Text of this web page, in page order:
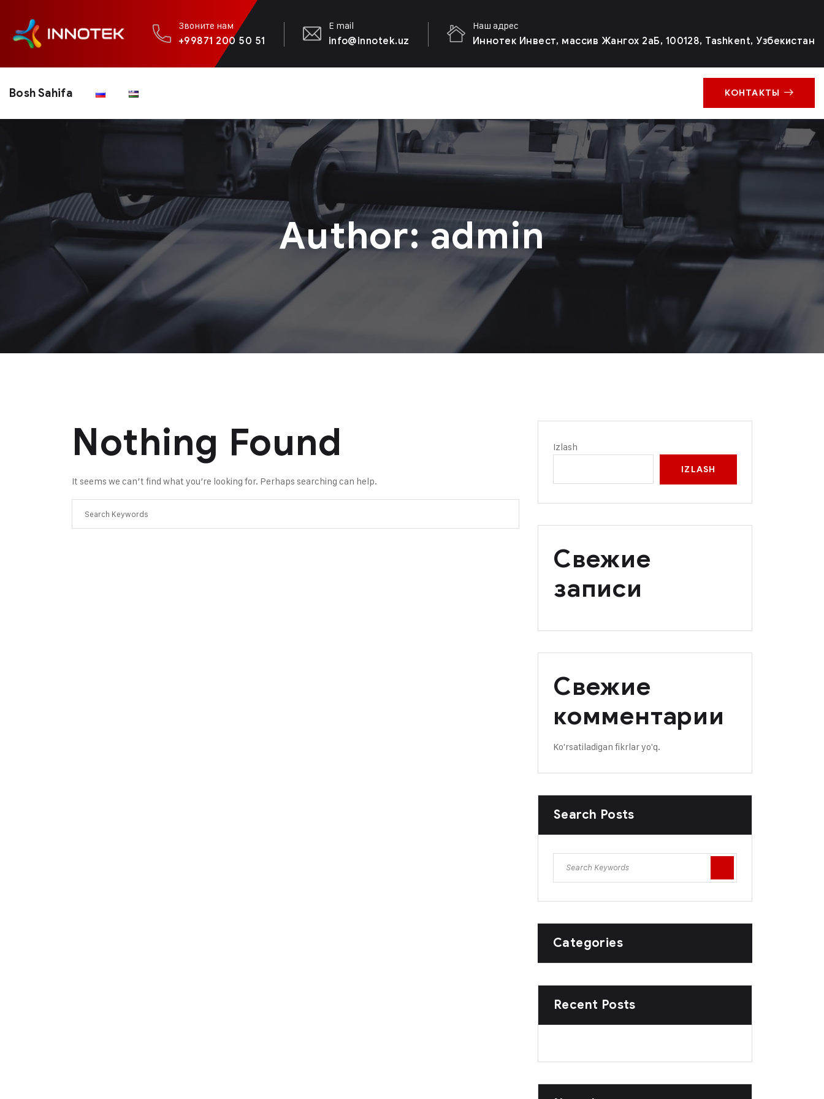
Звоните нам
+99871 200 50 51
E mail
info@innotek.uz
Наш адрес
Иннотек Инвест, массив Жангох 2аБ, 100128, Tashkent, Узбекистан
Bosh Sahifa КОНТАКТЫ
Author: admin
Nothing Found
It seems we can’t find what you’re looking for. Perhaps searching can help.
Izlash
IZLASH
Свежие
записи
Свежие
комментарии
Ko'rsatiladigan fikrlar yo'q.
Search Posts
Categories
Recent Posts